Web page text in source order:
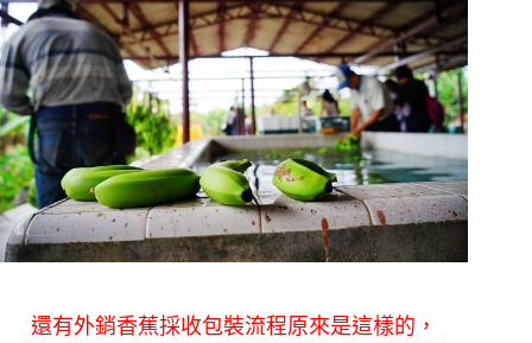
還有外銷香蕉採收包裝流程原來是這樣的，